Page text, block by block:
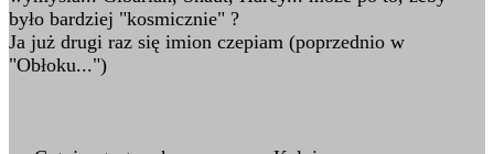
było bardziej "kosmicznie" ?
Ja już drugi raz się imion czepiam (poprzednio w
"Obłoku...")